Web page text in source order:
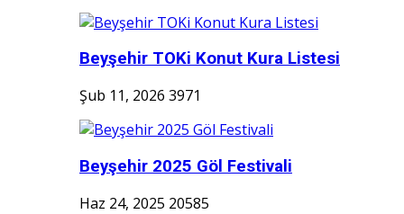
Beyşehir TOKi Konut Kura Listesi
Şub 11, 2026 3971
Beyşehir 2025 Göl Festivali
Haz 24, 2025 20585